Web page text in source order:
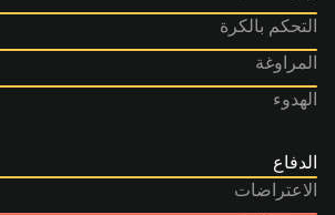
التحكم بالكرة
المراوغة
الهدوء
الدفاع
الاعتراضات